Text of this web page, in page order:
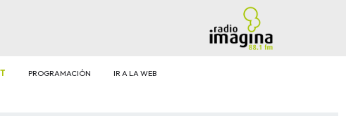
PROGRAMACIÓN IR A LA WEB